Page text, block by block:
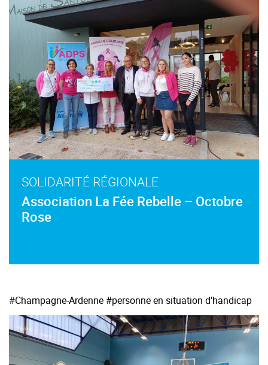
SOLIDARITÉ RÉGIONALE
Association La Fée Rebelle – Octobre
Rose
#Champagne-Ardenne #personne en situation d'handicap